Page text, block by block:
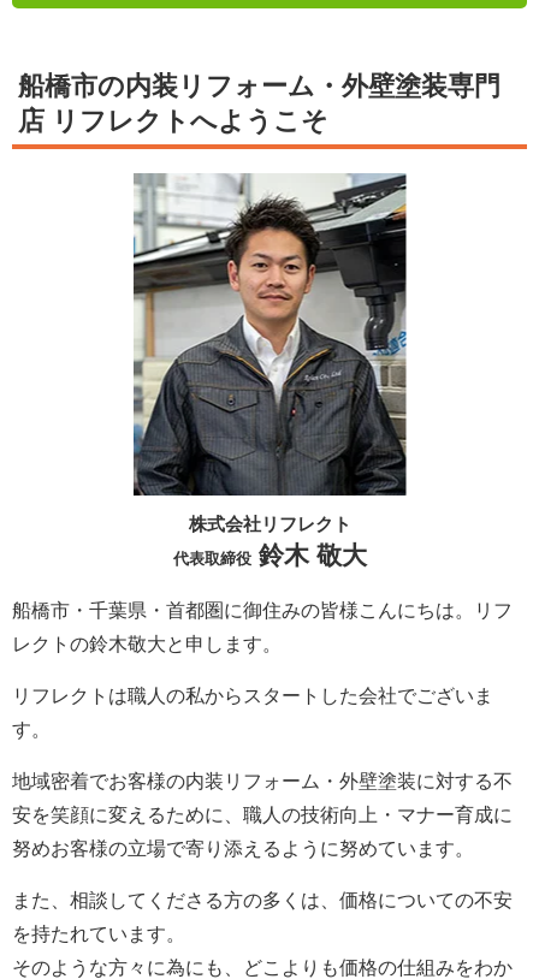
船橋市の内装リフォーム・外壁塗装専門
店 リフレクトへようこそ
株式会社リフレクト
代表取締役鈴木 敬大
船橋市・千葉県・首都圏に御住みの皆様こんにちは。
リフ
レクト の鈴木敬大と申します。
リフレクト は職人の私からスタートした会社でございま
す。
地域密着でお客様の内装リフォーム・外壁塗装に対する不
安を笑顔に変えるために、職人の技術向上・マナー育成に
努めお客様の立場で寄り添えるように努めています。
また、相談してくださる方の多くは、価格についての不安
を持たれています。
そのような方々に為にも、どこよりも価格の仕組みをわか